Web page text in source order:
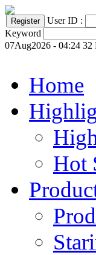
User ID :
Keyword
07Aug2026 - 04:24 32
Home
Hot